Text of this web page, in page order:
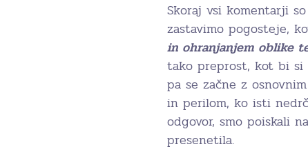
Skoraj vsi komentarji
zastavimo pogosteje,
in ohranjanjem oblike
tako preprost, kot bi si
pa se začne z
in perilom, ko isti
odgovor, smo poiskali
presenetila.